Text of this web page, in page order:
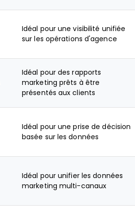
Idéal pour une visibilité unifiée
sur les opérations d'agence
Idéal pour des rapports
marketing prêts à être
présentés aux clients
Idéal pour une prise de décision
basée sur les données
Idéal pour unifier les données
marketing multi-canaux